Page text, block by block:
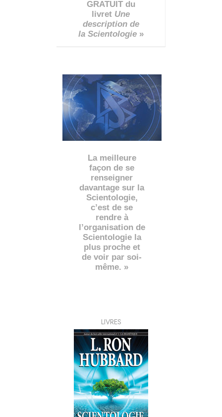
GRATUIT du
livret Une
description de
la Scientologie»
La meilleure
façon de se
renseigner
davantage sur la
Scientologie,
c’est de se
rendre à
l’organisation de
Scientologie la
plus proche et
de voir par soi-
même. »
LIVRES